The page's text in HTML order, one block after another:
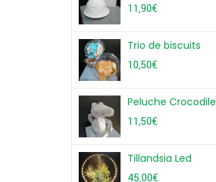
11,90€
Trio de biscuits
10,50€
Peluche Crocodile
11,50€
Tillandsia Led
45,00€